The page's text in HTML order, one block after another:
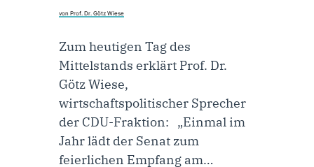
von Prof. Dr. Götz Wiese
Zum heutigen Tag des
Mittelstands erklärt Prof. Dr.
Götz Wiese,
wirtschaftspolitischer Sprecher
der CDU-Fraktion: „Einmal im
Jahr lädt der Senat zum
feierlichen Empfang am…